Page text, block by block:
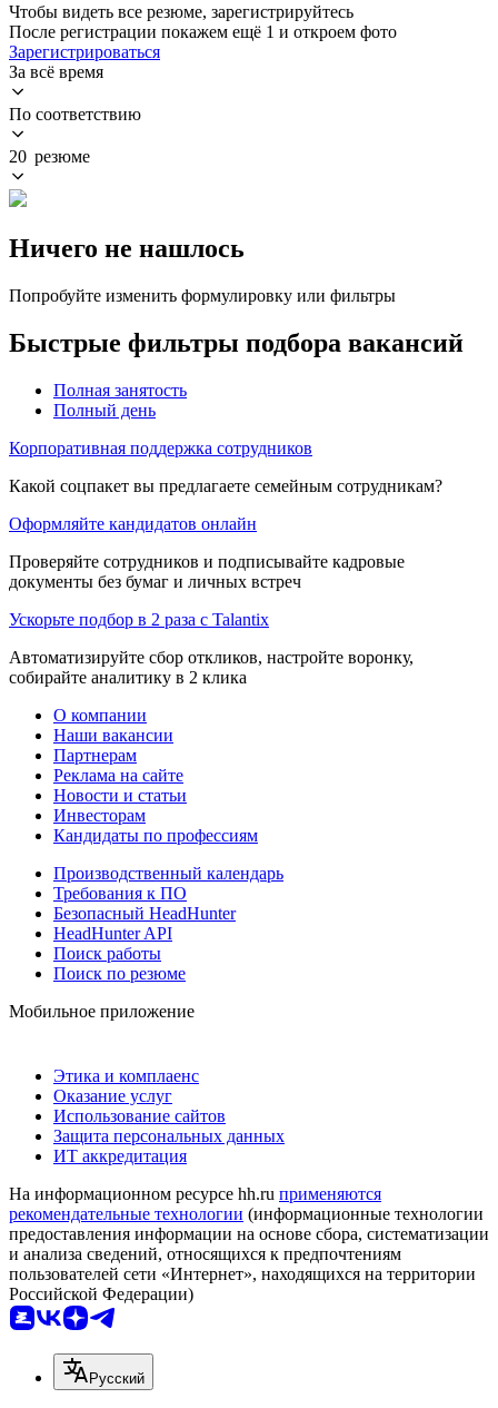
Чтобы видеть все резюме, зарегистрируйтесь
После регистрации покажем ещё 1 и откроем фото
Зарегистрироваться
За всё время
По соответствию
20 резюме
Ничего не нашлось
Попробуйте изменить формулировку или фильтры
Быстрые фильтры подбора вакансий
Полная занятость
Полный день
Корпоративная поддержка сотрудников
Какой соцпакет вы предлагаете семейным сотрудникам?
Оформляйте кандидатов онлайн
Проверяйте сотрудников и подписывайте кадровые
документы без бумаг и личных встреч
Ускорьте подбор в 2 раза с Talantix
Автоматизируйте сбор откликов, настройте воронку,
собирайте аналитику в 2 клика
О компании
Наши вакансии
Партнерам
Реклама на сайте
Новости и статьи
Инвесторам
Кандидаты по профессиям
Производственный календарь
Требования к ПО
Безопасный HeadHunter
HeadHunter API
Поиск работы
Поиск по резюме
Мобильное приложение
Этика и комплаенс
Оказание услуг
Использование сайтов
Защита персональных данных
ИТ аккредитация
На информационном ресурсе hh.ru применяются
рекомендательные технологии (информационные технологии
предоставления информации на основе сбора, систематизации
и анализа сведений, относящихся к предпочтениям
пользователей сети «Интернет», находящихся на территории
Российской Федерации)
Русский